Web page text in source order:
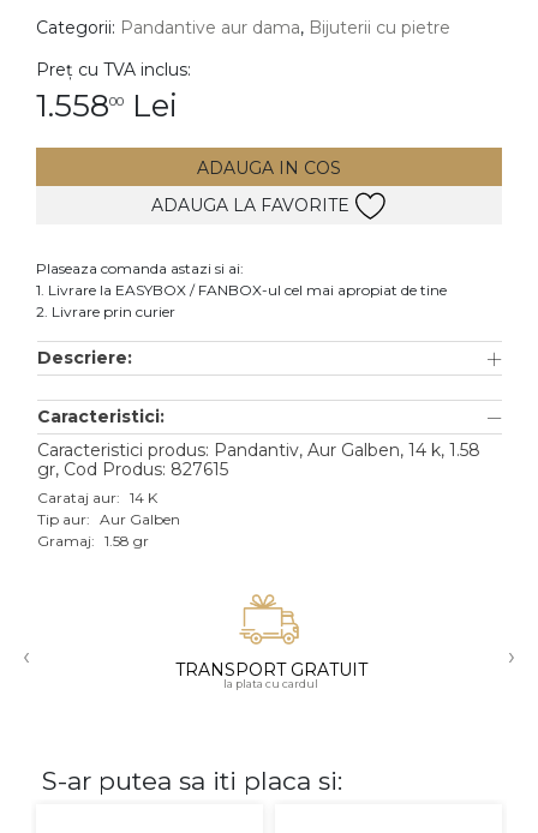
Inele
Cercei
Bratari
Lanturi
Pandantive
Accesorii
Aur galben
Aur alb
Aur roz
Categorii: Pandantive aur dama, Bijuterii cu pietre
Preț cu TVA inclus:
1.55800 Lei
ADAUGA IN COS
ADAUGA LA FAVORITE
Plaseaza comanda astazi si ai:
1. Livrare la EASYBOX / FANBOX-ul cel mai apropiat de tine
2. Livrare prin curier
Descriere:
Caracteristici:
Caracteristici produs: Pandantiv, Aur Galben, 14 k, 1.58
gr, Cod Produs: 827615
Carataj aur: 14 K
Tip aur: Aur Galben
Gramaj: 1.58 gr
‹ TRANSPORT GRATUIT
la plata cu cardul
›
S-ar putea sa iti placa si: